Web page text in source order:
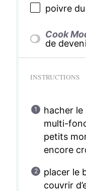
poivre
Cook
de
INSTRUCTIONS
hacher
multi-
petits
encore
placer le
couvrir